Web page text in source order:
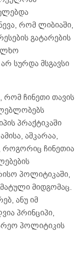
რომ ლიბიაში,
გატარების
სურდა მსგავსი
ჩინეთი თავის
პრაქტიკაში
აშკარაა,
როგორიც ჩინეთია
პოლიტიკაში,
მიდგომაც.
ანუ იმ
პრინციპი,
პოლიტიკის